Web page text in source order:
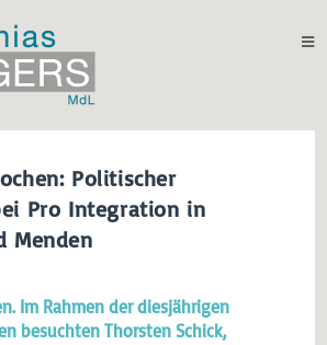
Politischer
Pro Integration in
Menden
Im Rahmen der diesjährigen
besuchten Thorsten Schick,